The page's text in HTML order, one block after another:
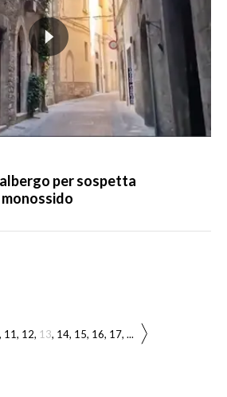
per sospetta
11 12 13 14 15 16 17 ...